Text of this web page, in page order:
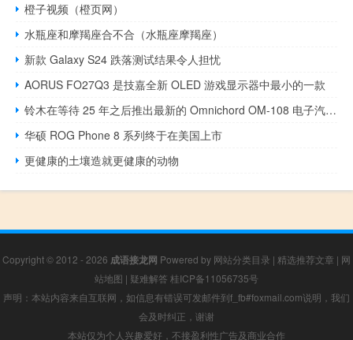
橙子视频（橙页网）
水瓶座和摩羯座合不合（水瓶座摩羯座）
新款 Galaxy S24 跌落测试结果令人担忧
AORUS FO27Q3 是技嘉全新 OLED 游戏显示器中最小的一款
铃木在等待 25 年之后推出最新的 Omnichord OM-108 电子汽车竖琴
华硕 ROG Phone 8 系列终于在美国上市
更健康的土壤造就更健康的动物
Copyright © 2012 - 2026 成语接龙网 Powered by 网站分类目录 | 精选推荐文章 | 网
站地图 | 疑难解答 桂ICP备11056735号
声明：本站内容来自互联网，如信息有错误可发邮件到f_fb#foxmail.com说明，我们
会及时纠正，谢谢
本站仅为个人兴趣爱好，不接盈利性广告及商业合作